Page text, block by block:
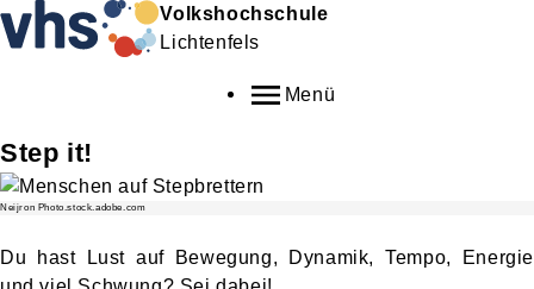
Volkshochschule
Lichtenfels
Menü
Step it!
Neijron Photo.stock.adobe.com
Du hast Lust auf Bewegung, Dynamik, Tempo, Energie